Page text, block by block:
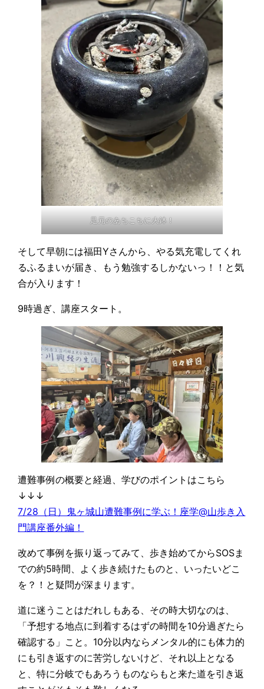
足元のあちこちに火鉢！
そして早朝には福田Yさんから、やる気充電してくれ
るふるまいが届き、もう勉強するしかないっ！！と気
合が入ります！
9時過ぎ、講座スタート。
遭難事例の概要と経過、学びのポイントはこちら
↓↓↓
7/28（日）鬼ヶ城山遭難事例に学ぶ！座学@山歩き入
門講座番外編！
改めて事例を振り返ってみて、歩き始めてからSOSま
での約5時間、よく歩き続けたものと、いったいどこ
を？！と疑問が深まります。
道に迷うことはだれしもある、その時大切なのは、
「予想する地点に到着するはずの時間を10分過ぎたら
確認する」こと。10分以内ならメンタル的にも体力的
にも引き返すのに苦労しないけど、それ以上となる
と、特に分岐でもあろうものならもと来た道を引き返